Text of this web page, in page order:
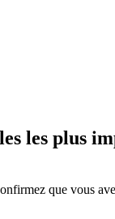
les plus
que vous